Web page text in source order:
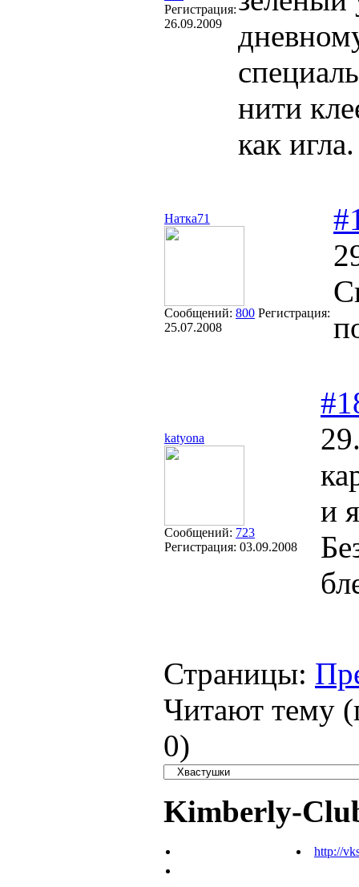
Регистрация:
26.09.2009
нити
как игла.
Натка71
Сообщений: 800 Регистрация:
25.07.2008
katyona
Сообщений: 723
Регистрация: 03.09.2008
и
Страницы:
Читают тему
0)
Kimberly-
http://